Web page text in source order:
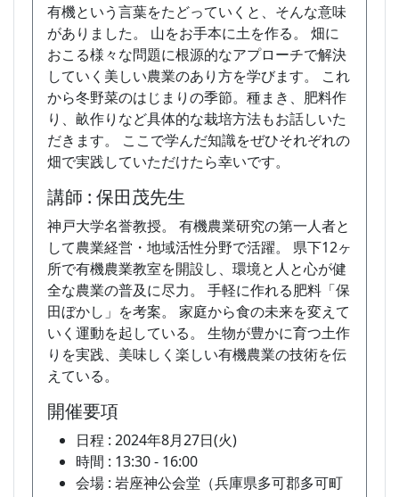
有機という言葉をたどっていくと、そんな意味
がありました。 山をお手本に土を作る。 畑に
おこる様々な問題に根源的なアプローチで解決
していく美しい農業のあり方を学びます。 これ
から冬野菜のはじまりの季節。種まき、肥料作
り、畝作りなど具体的な栽培方法もお話しいた
だきます。 ここで学んだ知識をぜひそれぞれの
畑で実践していただけたら幸いです。
講師 : 保田茂先生
神戸大学名誉教授。 有機農業研究の第一人者と
して農業経営・地域活性分野で活躍。 県下12ヶ
所で有機農業教室を開設し、環境と人と心が健
全な農業の普及に尽力。 手軽に作れる肥料「保
田ぼかし」を考案。 家庭から食の未来を変えて
いく運動を起している。 生物が豊かに育つ土作
りを実践、美味しく楽しい有機農業の技術を伝
えている。
開催要項
日程 : 2024年8月27日(火)
時間 : 13:30 - 16:00
会場 : 岩座神公会堂（兵庫県多可郡多可町